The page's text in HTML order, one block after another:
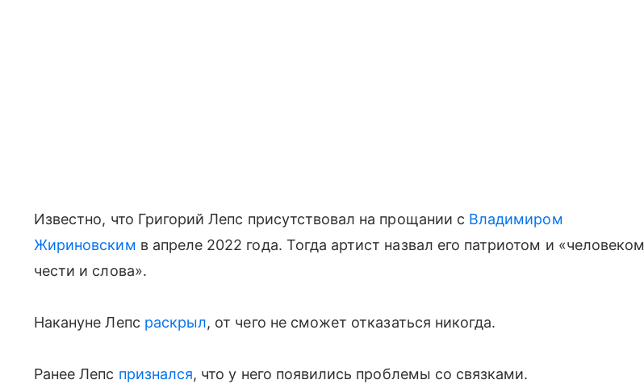
Известно, что Григорий Лепс присутствовал на прощании с Владимиром
Жириновским в апреле 2022 года. Тогда артист назвал его патриотом и «человеком
чести и слова».
Накануне Лепс раскрыл, от чего не сможет отказаться никогда.
Ранее Лепс признался, что у него появились проблемы со связками.